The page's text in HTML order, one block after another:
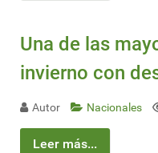
Una de las
invierno con
Autor Nacionales
Leer más...